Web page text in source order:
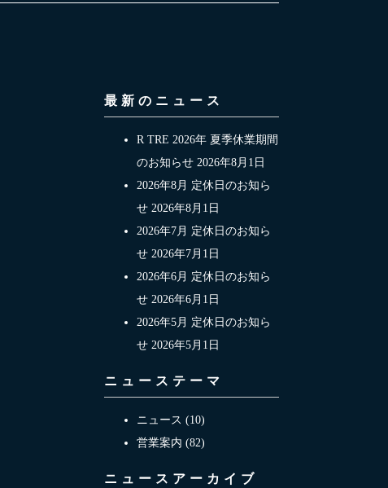
最新のニュース
R TRE 2026年 夏季休業期間
のお知らせ 2026年8月1日
2026年8月 定休日のお知ら
せ 2026年8月1日
2026年7月 定休日のお知ら
せ 2026年7月1日
2026年6月 定休日のお知ら
せ 2026年6月1日
2026年5月 定休日のお知ら
せ 2026年5月1日
ニューステーマ
ニュース (10)
営業案内 (82)
ニュースアーカイブ